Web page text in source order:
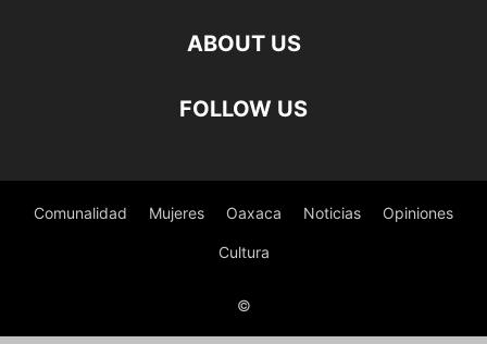
ABOUT US
FOLLOW US
Comunalidad Mujeres Oaxaca Noticias Opiniones
Cultura
©